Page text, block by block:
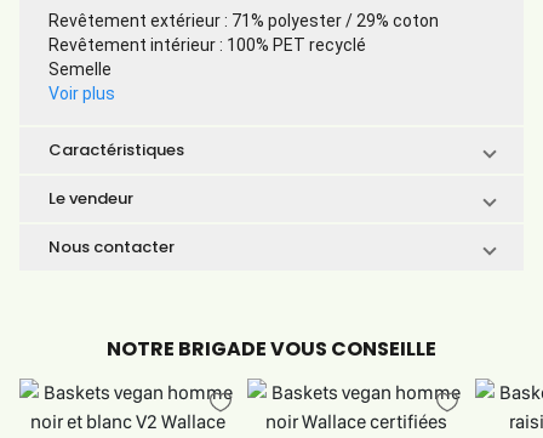
Revêtement extérieur : 71% polyester / 29% coton
Revêtement intérieur : 100% PET recyclé
Semelle
Voir plus
Caractéristiques
Le vendeur
Nous contacter
NOTRE BRIGADE VOUS CONSEILLE